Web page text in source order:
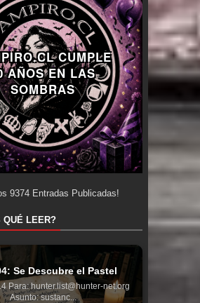
CUMPLE
AÑOS EN LAS
SOMBRAS
9374Entradas Publicadas!
QUÉ LEER?
Se Descubre el Pastel
Para: hunter.list@hunter-net.org
Asunto: sustanc...